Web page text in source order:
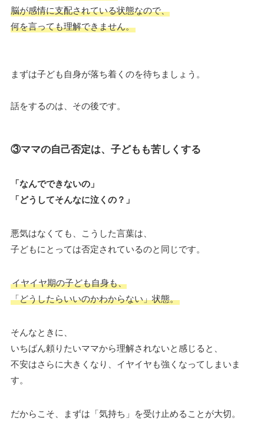
脳が感情に支配されている状態なので、
何を言っても理解できません。
まずは子ども自身が落ち着くのを待ちましょう。
話をするのは、その後です。
③ママの自己否定は、子どもも苦しくする
「なんでできないの」
「どうしてそんなに泣くの？」
悪気はなくても、こうした言葉は、
子どもにとっては否定されているのと同じです。
イヤイヤ期の子ども自身も、
「どうしたらいいのかわからない」状態。
そんなときに、
いちばん頼りたいママから理解されないと感じると、
不安はさらに大きくなり、イヤイヤも強くなってしまいま
す。
だからこそ、まずは「気持ち」を受け止めることが大切。